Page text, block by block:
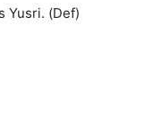
Yusri. (Def)